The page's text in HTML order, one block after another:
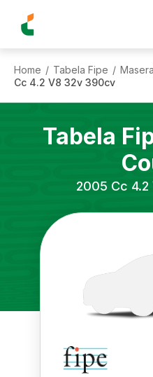
Home / Tabela Fipe /
Cc 4.2 V8 32v 390cv
Tabela
2005 Cc